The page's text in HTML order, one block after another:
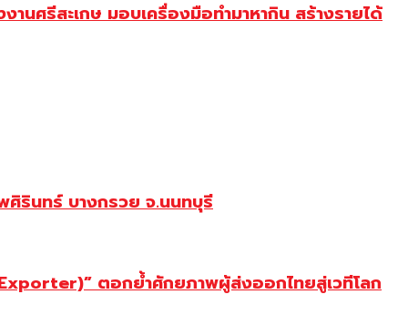
นศรีสะเกษ มอบเครื่องมือทำมาหากิน สร้างรายได้
ศิรินทร์ บางกรวย จ.นนทบุรี
ตอกย้ำศักยภาพผู้ส่งออกไทยสู่เวทีโลก